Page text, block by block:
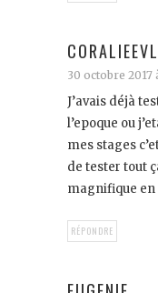
30 octobre 2017
J’avais déjà
l’epoque ou
mes stages
de tester tout
magnifique en
RÉPONDRE